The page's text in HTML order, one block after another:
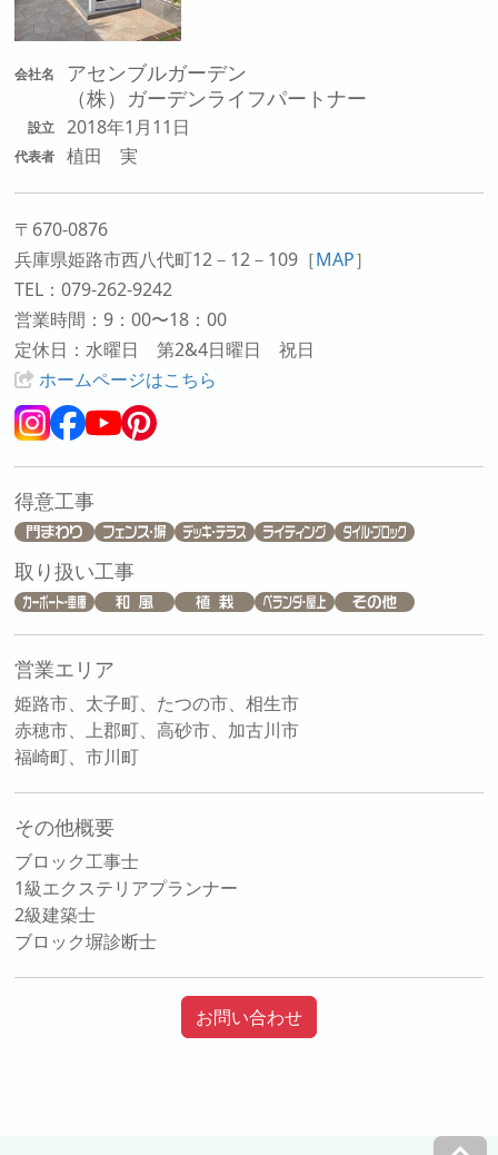
会社名
アセンブルガーデン
（株）ガーデンライフパートナー
設立 2018年1月11日
代表者 植田 実
〒670-0876
兵庫県姫路市西八代町12－12－109 ［MAP］
TEL：079-262-9242
営業時間：9：00〜18：00
定休日：水曜日 第2&4日曜日 祝日
ホームページはこちら
得意工事
取り扱い工事
営業エリア
姫路市、太子町、たつの市、相生市
赤穂市、上郡町、高砂市、加古川市
福崎町、市川町
その他概要
ブロック工事士
1級エクステリアプランナー
2級建築士
ブロック塀診断士
お問い合わせ